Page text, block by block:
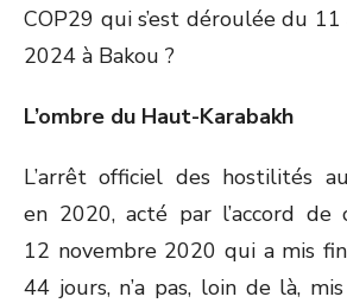
COP29 qui s’est déroulée du
2024 à Bakou ?
L’ombre du Haut-Karabakh
L’arrêt officiel des hostilités
en 2020, acté par l’accord de
12 novembre 2020 qui a mis
44 jours, n’a pas, loin de là,